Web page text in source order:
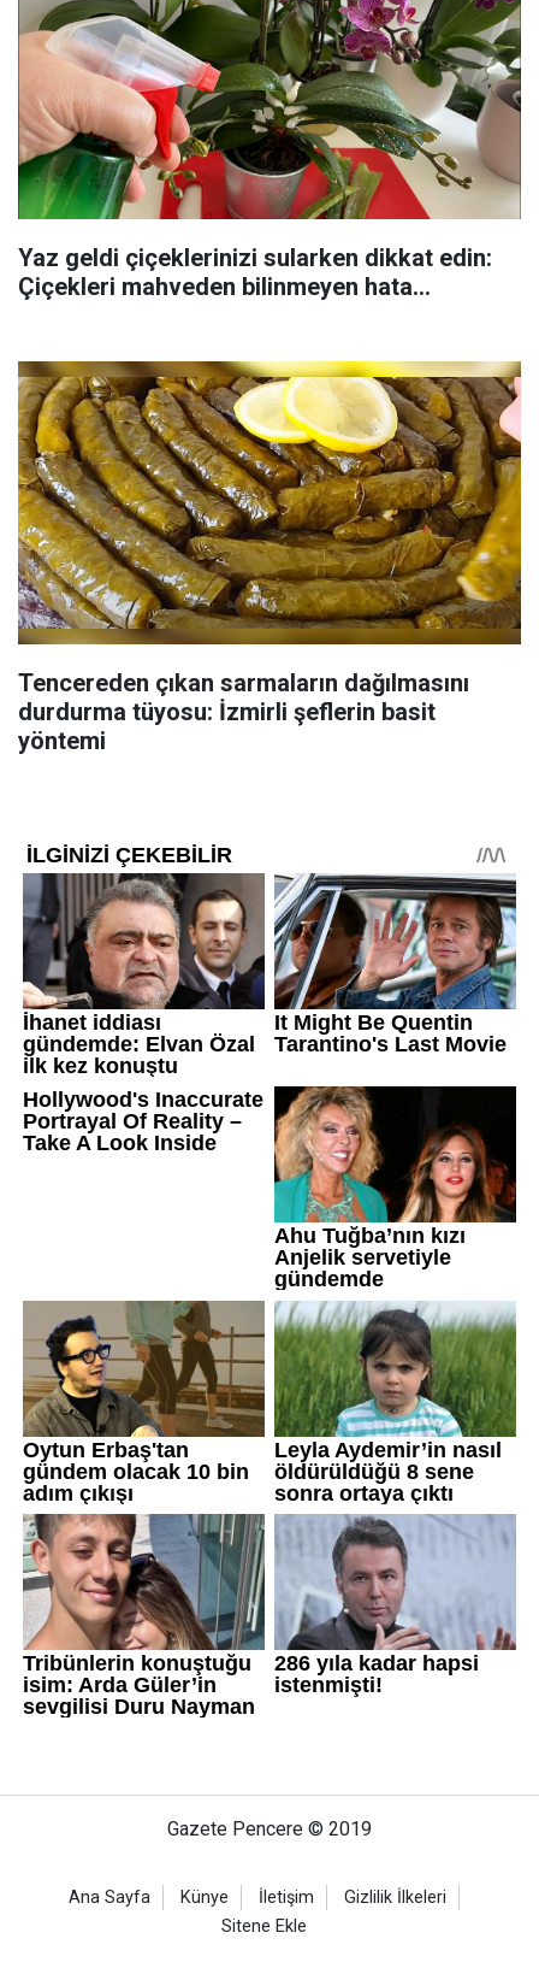
Yaz geldi çiçeklerinizi sularken dikkat edin:
Çiçekleri mahveden bilinmeyen hata...
Tencereden çıkan sarmaların dağılmasını
durdurma tüyosu: İzmirli şeflerin basit
yöntemi
Gazete Pencere © 2019
Ana Sayfa Künye İletişim
Gizlilik İlkeleri
Sitene Ekle